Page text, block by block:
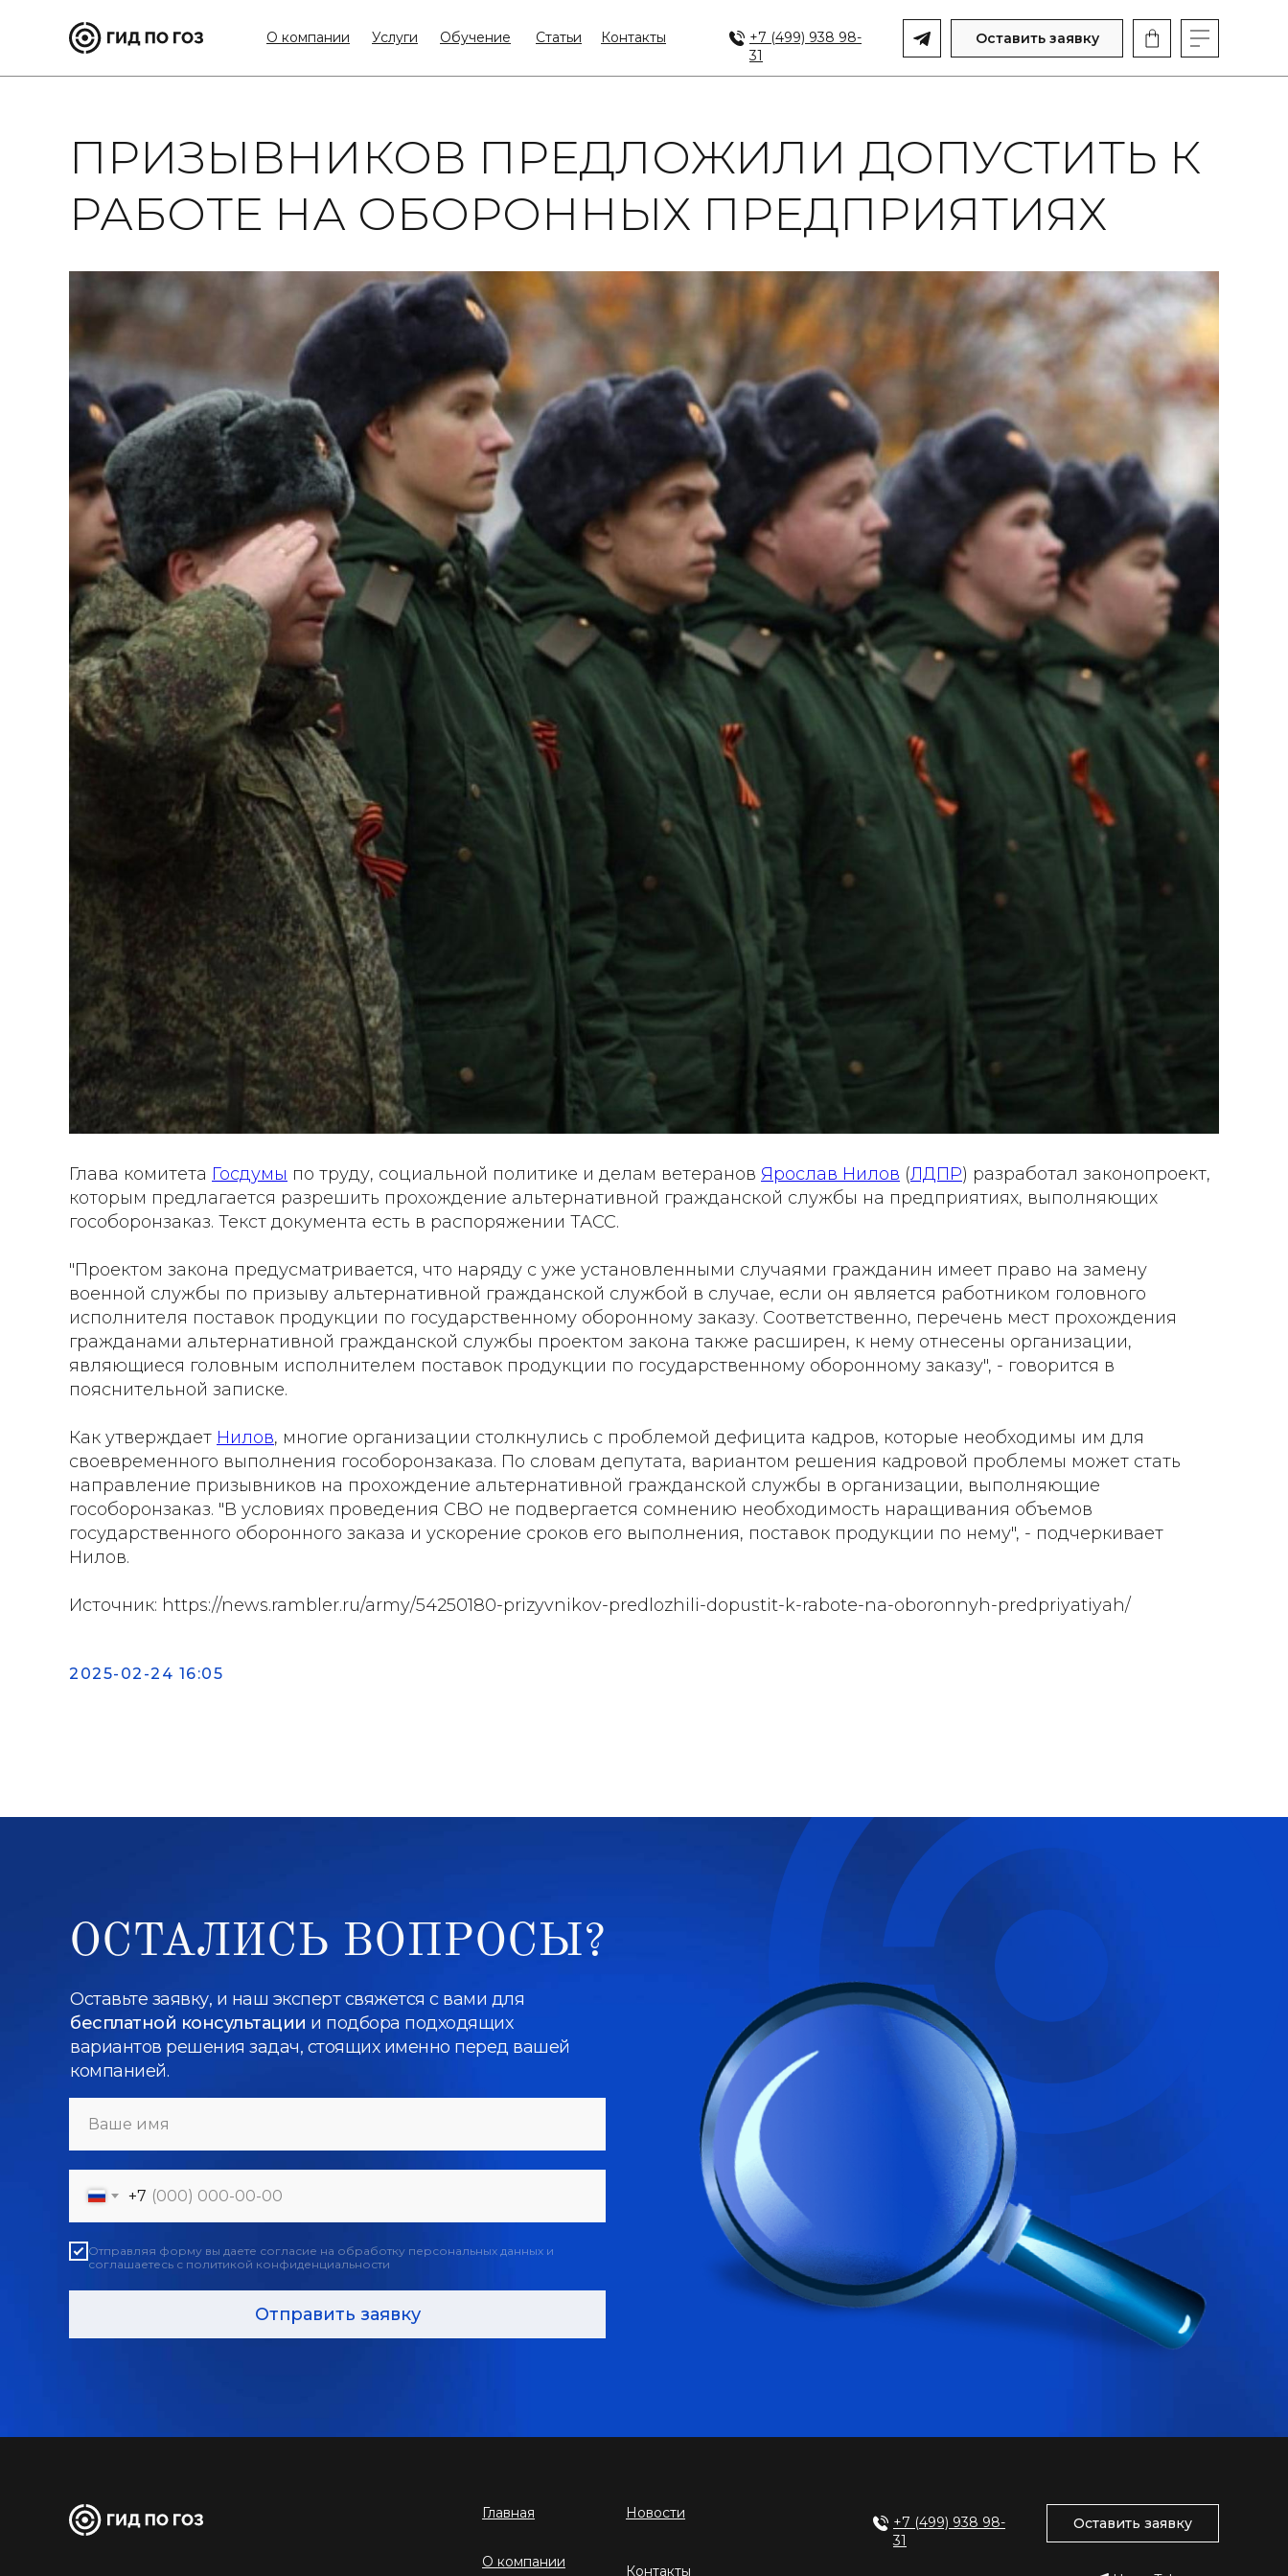
+7 (499) 938 98-
31
Оставить заявку
О компании Услуги Обучение Статьи Контакты
ПРИЗЫВНИКОВ ПРЕДЛОЖИЛИ ДОПУСТИТЬ К
РАБОТЕ НА ОБОРОННЫХ ПРЕДПРИЯТИЯХ
Глава комитета Госдумы по труду, социальной политике и делам ветеранов Ярослав Нилов (ЛДПР) разработал законопроект,
которым предлагается разрешить прохождение альтернативной гражданской службы на предприятиях, выполняющих
гособоронзаказ. Текст документа есть в распоряжении ТАСС.
"Проектом закона предусматривается, что наряду с уже установленными случаями гражданин имеет право на замену
военной службы по призыву альтернативной гражданской службой в случае, если он является работником головного
исполнителя поставок продукции по государственному оборонному заказу. Соответственно, перечень мест прохождения
гражданами альтернативной гражданской службы проектом закона также расширен, к нему отнесены организации,
являющиеся головным исполнителем поставок продукции по государственному оборонному заказу", - говорится в
пояснительной записке.
Как утверждает Нилов, многие организации столкнулись с проблемой дефицита кадров, которые необходимы им для
своевременного выполнения гособоронзаказа. По словам депутата, вариантом решения кадровой проблемы может стать
направление призывников на прохождение альтернативной гражданской службы в организации, выполняющие
гособоронзаказ. "В условиях проведения СВО не подвергается сомнению необходимость наращивания объемов
государственного оборонного заказа и ускорение сроков его выполнения, поставок продукции по нему", - подчеркивает
Нилов.
Источник: https://news.rambler.ru/army/54250180-prizyvnikov-predlozhili-dopustit-k-rabote-na-oboronnyh-predpriyatiyah/
2025-02-24 16:05
ОСТАЛИСЬ ВОПРОСЫ?
Оставьте заявку, и наш эксперт свяжется с вами для
бесплатной консультации и подбора подходящих
вариантов решения задач, стоящих именно перед вашей
компанией.
+7
Отправляя форму вы даете согласие на обработку персональных данных и
соглашаетесь с политикой конфиденциальности
Отправить заявку
О компании
Главная
Контакты
Новости
Оставить заявку
+7 (499) 938 98-
31